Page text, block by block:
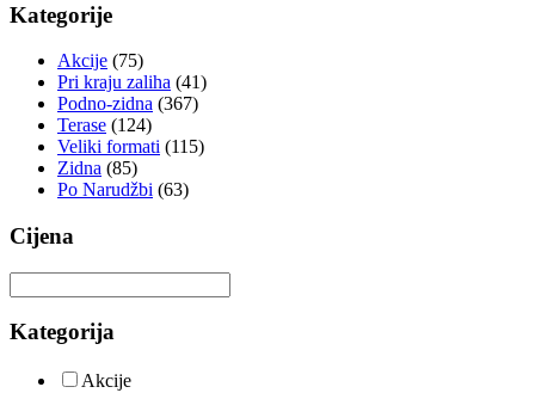
Kategorije
Akcije (75)
Pri kraju zaliha (41)
Podno-zidna (367)
Terase (124)
Veliki formati (115)
Zidna (85)
Po Narudžbi (63)
Cijena
Kategorija
Akcije